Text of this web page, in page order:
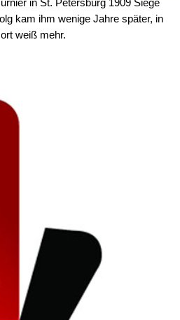
kam ihm wenige Jahre später, in
weiß mehr.